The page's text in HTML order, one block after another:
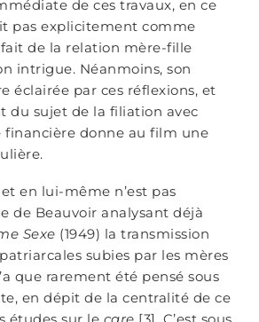
de ces travaux, en ce
pas explicitement comme
de la relation mère-fille
intrigue. Néanmoins, son
éclairée par ces réflexions, et
du sujet de la filiation avec
financière donne au film une
en lui-même n’est pas
de Beauvoir analysant déjà
Sexe (1949) la transmission
subies par les mères
que rarement été pensé sous
en dépit de la centralité de ce
études sur le care [3]. C’est sous